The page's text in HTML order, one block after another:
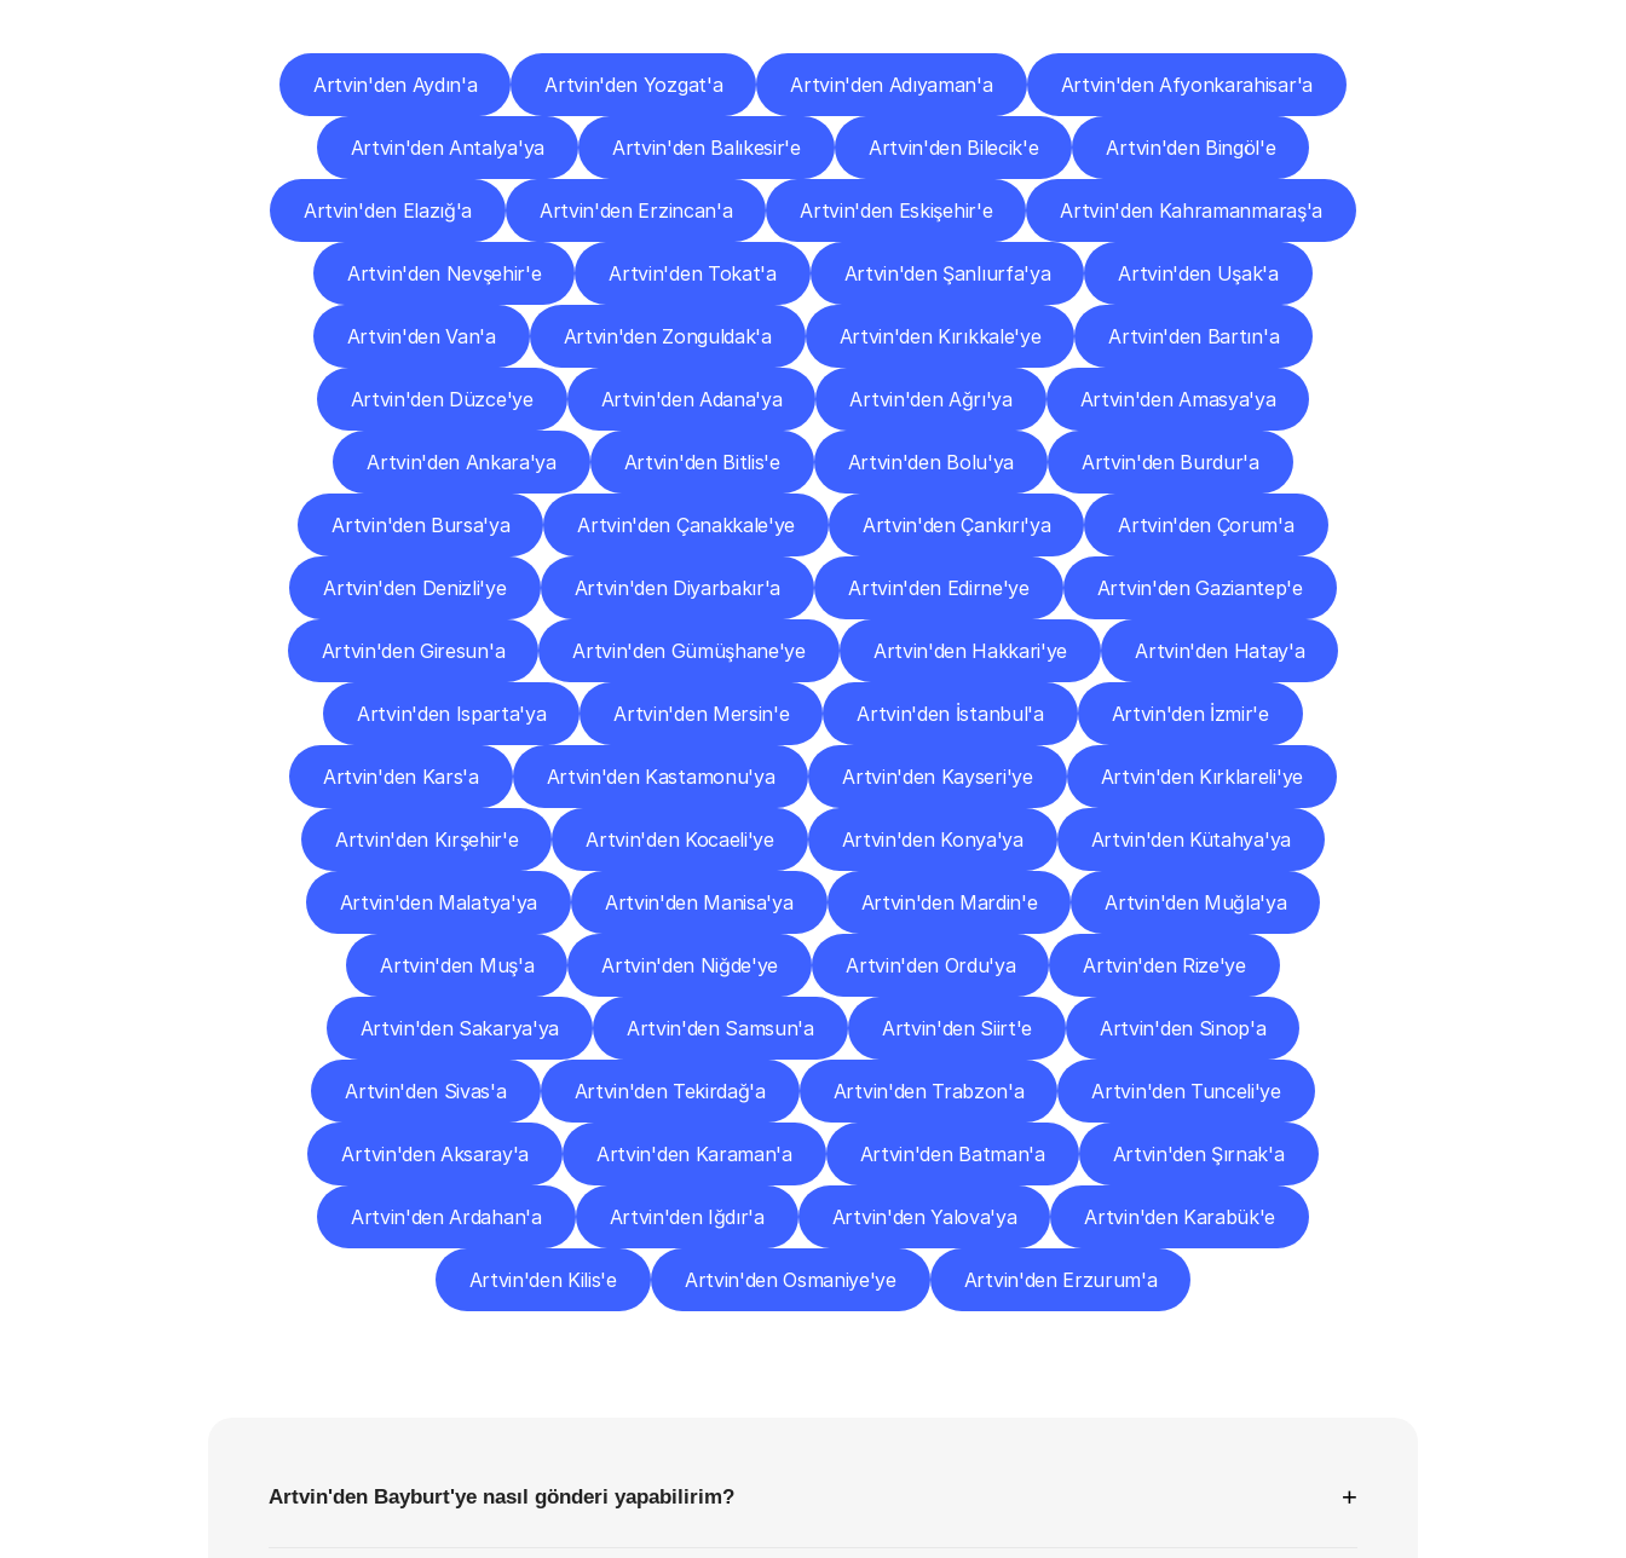
Artvin'den Aydın'a Artvin'den Yozgat'a Artvin'den Adıyaman'a Artvin'den Afyonkarahisar'a
Artvin'den Antalya'ya Artvin'den Balıkesir'e Artvin'den Bilecik'e Artvin'den Bingöl'e
Artvin'den Elazığ'a Artvin'den Erzincan'a Artvin'den Eskişehir'e Artvin'den Kahramanmaraş'a
Artvin'den Nevşehir'e Artvin'den Tokat'a Artvin'den Şanlıurfa'ya Artvin'den Uşak'a
Artvin'den Van'a Artvin'den Zonguldak'a Artvin'den Kırıkkale'ye Artvin'den Bartın'a
Artvin'den Düzce'ye Artvin'den Adana'ya Artvin'den Ağrı'ya Artvin'den Amasya'ya
Artvin'den Ankara'ya Artvin'den Bitlis'e Artvin'den Bolu'ya Artvin'den Burdur'a
Artvin'den Bursa'ya Artvin'den Çanakkale'ye Artvin'den Çankırı'ya Artvin'den Çorum'a
Artvin'den Denizli'ye Artvin'den Diyarbakır'a Artvin'den Edirne'ye Artvin'den Gaziantep'e
Artvin'den Giresun'a Artvin'den Gümüşhane'ye Artvin'den Hakkari'ye Artvin'den Hatay'a
Artvin'den Isparta'ya Artvin'den Mersin'e Artvin'den İstanbul'a Artvin'den İzmir'e
Artvin'den Kars'a Artvin'den Kastamonu'ya Artvin'den Kayseri'ye Artvin'den Kırklareli'ye
Artvin'den Kırşehir'e Artvin'den Kocaeli'ye Artvin'den Konya'ya Artvin'den Kütahya'ya
Artvin'den Malatya'ya Artvin'den Manisa'ya Artvin'den Mardin'e Artvin'den Muğla'ya
Artvin'den Muş'a Artvin'den Niğde'ye Artvin'den Ordu'ya Artvin'den Rize'ye
Artvin'den Sakarya'ya Artvin'den Samsun'a Artvin'den Siirt'e Artvin'den Sinop'a
Artvin'den Sivas'a Artvin'den Tekirdağ'a Artvin'den Trabzon'a Artvin'den Tunceli'ye
Artvin'den Aksaray'a Artvin'den Karaman'a Artvin'den Batman'a Artvin'den Şırnak'a
Artvin'den Ardahan'a Artvin'den Iğdır'a Artvin'den Yalova'ya Artvin'den Karabük'e
Artvin'den Kilis'e Artvin'den Osmaniye'ye Artvin'den Erzurum'a
Artvin'den Bayburt'ye nasıl gönderi yapabilirim? +